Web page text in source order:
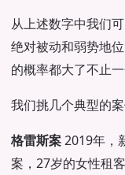
从上述数字中我们
绝对被动和弱势地
的概率都大了不止一
我们挑几个典型的案
格雷斯案2019年，
案，27岁的女性租